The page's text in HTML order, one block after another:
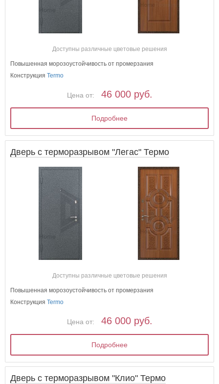
Доступны различные цветовые решения
Повышенная морозоустойчивость от промерзания
КонструкцияTermo
Цена от: 46 000 руб.
Подробнее
Дверь с терморазрывом "Легас" Термо
Доступны различные цветовые решения
Повышенная морозоустойчивость от промерзания
КонструкцияTermo
Цена от: 46 000 руб.
Подробнее
Дверь с терморазрывом "Клио" Термо